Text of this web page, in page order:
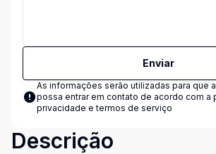
Enviar
As informações serão utilizadas para que
possa entrar em contato de acordo com a
privacidade e termos de serviço
Descrição